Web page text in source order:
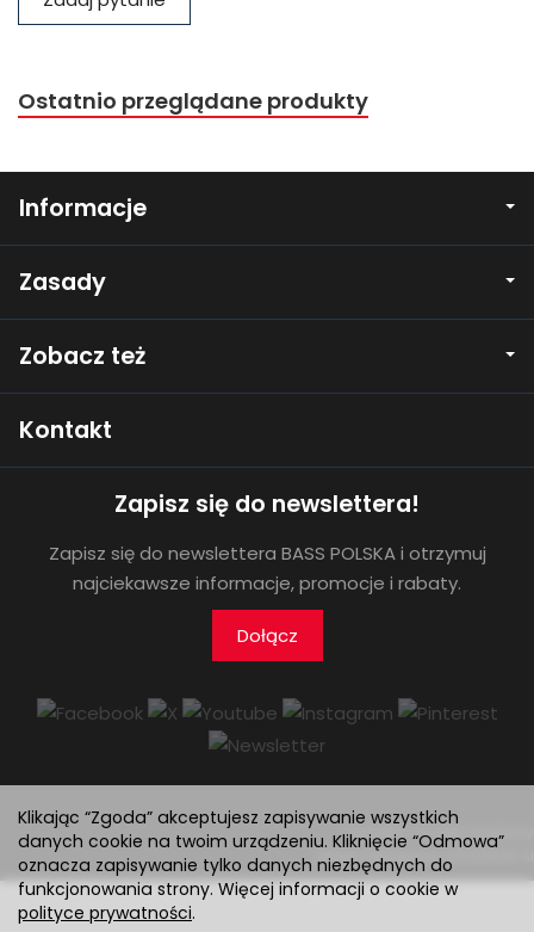
Ostatnio przeglądane produkty
Informacje
Zasady
Zobacz też
Kontakt
Zapisz się do newslettera!
Zapisz się do newslettera BASS POLSKA i otrzymuj
najciekawsze informacje, promocje i rabaty.
Dołącz
*) brutto +koszty dostawy
Sklep internetowy SOTESHOP AI
Klikając “Zgoda” akceptujesz zapisywanie wszystkich
danych cookie na twoim urządzeniu. Kliknięcie “Odmowa”
oznacza zapisywanie tylko danych niezbędnych do
funkcjonowania strony. Więcej informacji o cookie w
polityce prywatności.